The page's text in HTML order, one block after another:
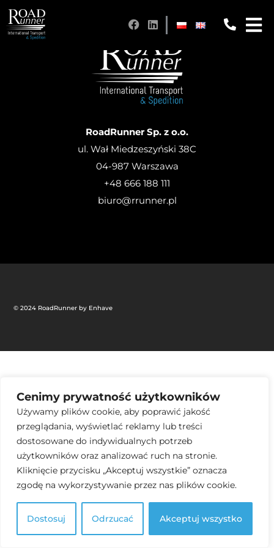
Cenimy prywatność użytkowników
Używamy plików cookie, aby poprawić jakość
przeglądania, wyświetlać reklamy lub treści
dostosowane do indywidualnych potrzeb
użytkowników oraz analizować ruch na stronie.
Kliknięcie przycisku „Akceptuj wszystkie” oznacza
zgodę na wykorzystywanie przez nas plików cookie.
Dostosuj Odrzucać Akceptuj wszystko
RoadRunner Sp. z o.o.
ul. Wał Miedzeszyński 38C
04-987 Warszawa
+48 666 188 111
biuro@rrunner.pl
© 2024 RoadRunner by Enhave